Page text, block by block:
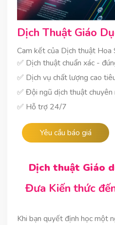
Dịch Thuật Giáo
Cam kết của Dịch thuật Hoa
✅ Dịch thuật chuẩn xác -
✅ Dịch vụ chất lượng cao
✅ Đội ngũ dịch thuật chuyên
✅ Hỗ trợ 24/7
Yêu cầu báo giá
Dịch thuật Giáo
Đưa Kiến thức
Khi bạn quyết định học một